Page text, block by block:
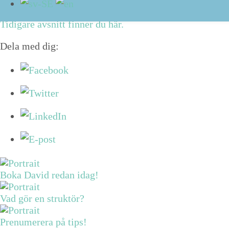
Tidi­gare avs­nitt finner du här.
Dela med dig:
Boka David redan idag!
Vad gör en struktör?
Prenumerera på tips!